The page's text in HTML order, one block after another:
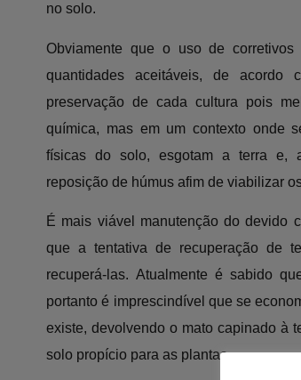
no solo.
Obviamente que o uso de
quantidades aceitáveis, de acordo
preservação de cada cultura pois
química, mas em um contexto onde
físicas do solo, esgotam a terra e,
reposição de húmus afim de viabilizar
É mais viável manutenção do devido
que a tentativa de recuperação de
recuperá-las. Atualmente é sabido
portanto é imprescindível que se
existe, devolvendo o mato capinado à
solo propício para as plantas.